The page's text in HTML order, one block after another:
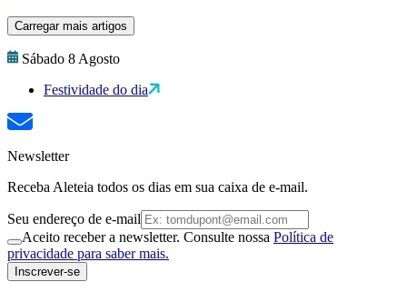
Carregar mais artigos
Sábado 8 Agosto
Festividade do dia
Newsletter
Receba Aleteia todos os dias em sua caixa de e-mail.
Seu endereço de e-mail
Aceito receber a newsletter. Consulte nossa Política de
privacidade para saber mais.
Inscrever-se